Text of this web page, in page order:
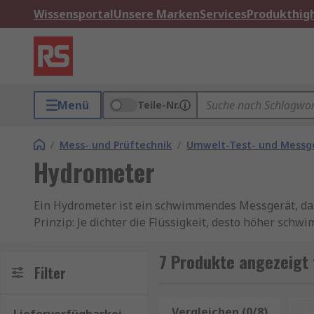
WissensportalUnsere MarkenServices
Menü Teile-Nr.
/ Mess- und Prüftechnik / Umwelt-Test- und
Hydrometer
Ein Hydrometer ist ein schwimmendes Messgerät,
Prinzip: Je dichter die Flüssigkeit, desto höher
-Kategorien
Filter 7 Produkte